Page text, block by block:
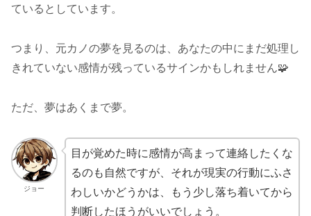
ているとしています。
つまり、元カノの夢を見るのは、あなたの中にまだ処理し
きれていない感情が残っているサインかもしれません🧩
ただ、夢はあくまで夢。
ジョー
目が覚めた時に感情が高まって連絡したくな
るのも自然ですが、それが現実の行動にふさ
わしいかどうかは、もう少し落ち着いてから
判断したほうがいいでしょう。